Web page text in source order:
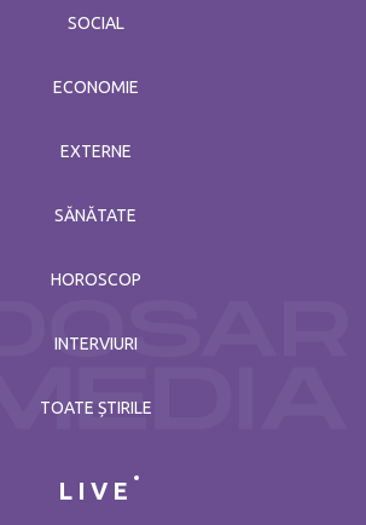
SOCIAL
ECONOMIE
EXTERNE
SĂNĂTATE
HOROSCOP
INTERVIURI
TOATE ȘTIRILE
LIVE